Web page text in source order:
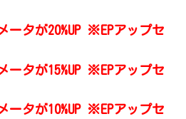
ータが20%UP ※EPアップセ
ータが15%UP ※EPアップセ
ータが10%UP ※EPアップセ